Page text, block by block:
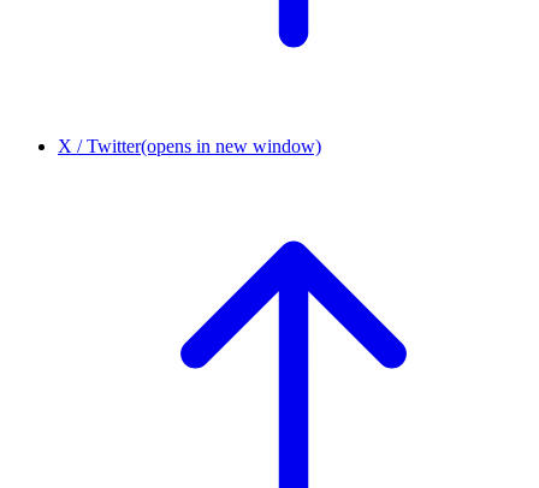
X / Twitter(opens in new window)